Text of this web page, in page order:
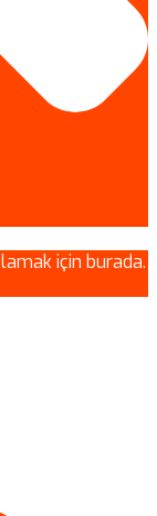
için burada.